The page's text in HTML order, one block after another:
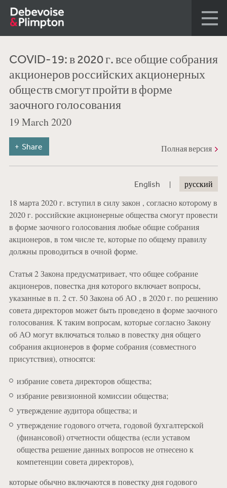
COVID-19: в 2020 г. все общие собрания
акционеров российских акционерных
обществ смогут пройти в форме
заочного голосования
19 March 2020
Полная версия
Share
English | русский
18 марта 2020 г. вступил в силу закон , согласно которому в
2020 г. российские акционерные общества смогут провести
в форме заочного голосования любые общие собрания
акционеров, в том числе те, которые по общему правилу
должны проводиться в очной форме.
Статья 2 Закона предусматривает, что общее собрание
акционеров, повестка дня которого включает вопросы,
указанные в п. 2 ст. 50 Закона об АО , в 2020 г. по решению
совета директоров может быть проведено в форме заочного
голосования. К таким вопросам, которые согласно Закону
об АО могут включаться только в повестку дня общего
собрания акционеров в форме собрания (совместного
присутствия), относятся:
избрание совета директоров общества;
избрание ревизионной комиссии общества;
утверждение аудитора общества; и
утверждение годового отчета, годовой бухгалтерской
(финансовой) отчетности общества (если уставом
общества решение данных вопросов не отнесено к
компетенции совета директоров),
которые обычно включаются в повестку дня годового